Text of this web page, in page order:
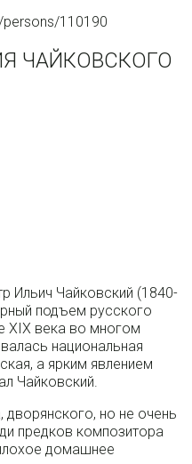
persons/110190
ЧАЙКОВСКОГО
Ильич Чайковский (1840-
подъем русского
XIX века во многом
национальная
а ярким явлением
Чайковский.
но не очень
предков композитора
домашнее